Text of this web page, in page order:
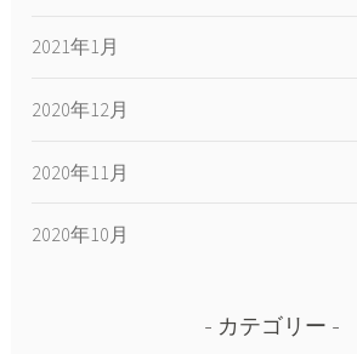
2021年1月
2020年12月
2020年11月
2020年10月
カテゴリー